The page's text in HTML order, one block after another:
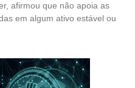
afirmou que não apoia as
em algum ativo estável ou